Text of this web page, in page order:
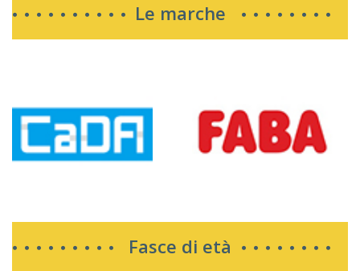
Le marche
Fasce di età